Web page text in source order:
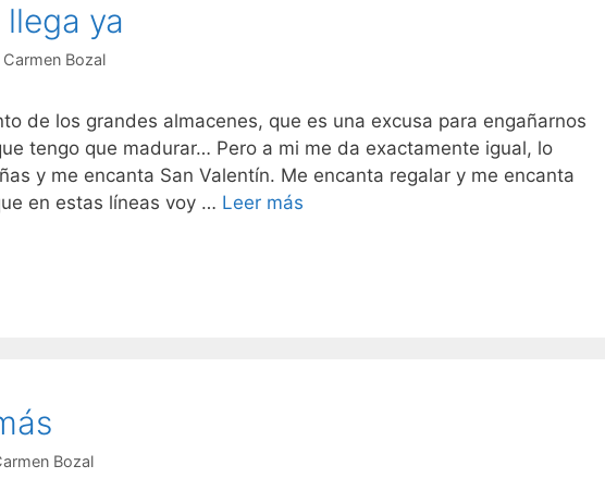
ya
Bozal
de los grandes almacenes, que es una excusa para engañarnos
tengo que madurar… Pero a mi me da exactamente igual, lo
y me encanta San Valentín. Me encanta regalar y me encanta
en estas líneas voy … Leer más
Bozal